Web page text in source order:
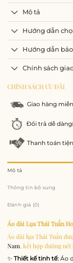
Mô tả
Hướng dẫn
Hướng dẫn
Chính sách
CHÍNH SÁCH ƯU ĐÃI
Giao hàng
Đổi trả dễ dàng
Thanh toán
Mô tả
Thông tin bổ sung
Đánh giá (0)
Áo dài Lụa Thái Tuấn
Áo dài lụa Thái Tuấn
Nam, kết hợp đường
✨ Thiết kế tinh tế: Áo